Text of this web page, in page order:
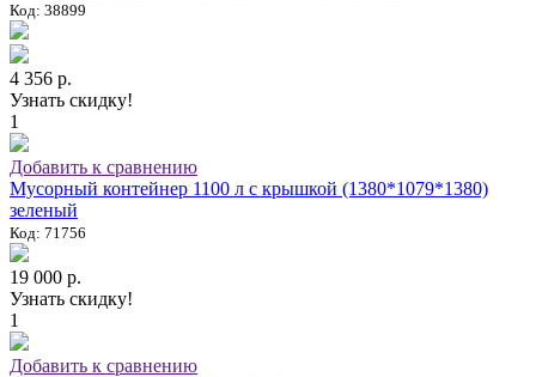
Код: 38899
4 356 р.
Узнать скидку!
1
Добавить к сравнению
Мусорный контейнер 1100 л с крышкой (1380*1079*1380)
зеленый
Код: 71756
19 000 р.
Узнать скидку!
1
Добавить к сравнению